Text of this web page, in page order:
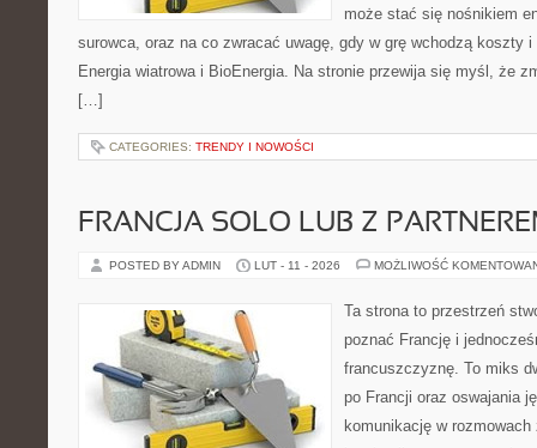
może stać się nośnikiem
surowca, oraz na co zwracać uwagę, gdy w grę wchodzą koszty
Energia wiatrowa i BioEnergia. Na stronie przewija się myśl, że
[…]
CATEGORIES: TRENDY I NOWOŚCI
FRANCJA SOLO LUB Z
POSTED BY ADMIN LUT - 11 - 2026 MOŻLIWOŚĆ
Ta strona to przestrzeń
poznać Francję i
francuszczyznę. To miks
po Francji oraz oswajania
komunikację w